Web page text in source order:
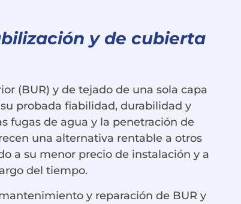
y de cubierta
(BUR) y de tejado de una sola capa
probada fiabilidad, durabilidad y
fugas de agua y la penetración de
una alternativa rentable a otros
a su menor precio de instalación y a
del tiempo.
y reparación de BUR y